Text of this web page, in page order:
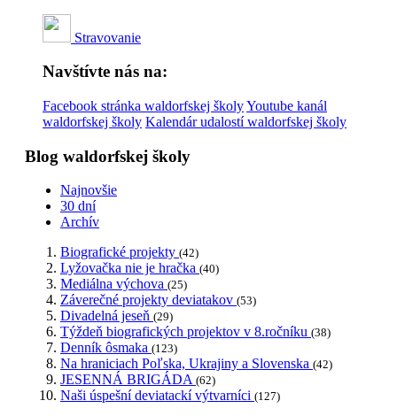
Stravovanie
Navštívte nás na:
Facebook stránka waldorfskej školyYoutube kanál
waldorfskej školy Kalendár udalostí waldorfskej školy
Blog waldorfskej školy
Najnovšie
30 dní
Archív
Biografické projekty (42)
Lyžovačka nie je hračka (40)
Mediálna výchova (25)
Záverečné projekty deviatakov (53)
Divadelná jeseň (29)
Týždeň biografických projektov v 8.ročníku (38)
Denník ôsmaka (123)
Na hraniciach Poľska, Ukrajiny a Slovenska (42)
JESENNÁ BRIGÁDA (62)
Naši úspešní deviatackí výtvarníci (127)